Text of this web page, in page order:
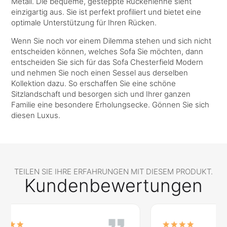
einzigartig aus. Sie ist perfekt profiliert und bietet eine
optimale Unterstützung für Ihren Rücken.
Wenn Sie noch vor einem Dilemma stehen und sich nicht
entscheiden können, welches Sofa Sie möchten, dann
entscheiden Sie sich für das Sofa Chesterfield Modern
und nehmen Sie noch einen Sessel aus derselben
Kollektion dazu. So erschaffen Sie eine schöne
Sitzlandschaft und besorgen sich und Ihrer ganzen
Familie eine besondere Erholungsecke. Gönnen Sie sich
diesen Luxus.
TEILEN SIE IHRE ERFAHRUNGEN MIT DIESEM PRODUKT.
Kundenbewertungen